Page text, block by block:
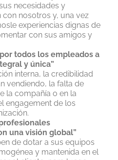
necesidades y
nosotros y, una vez
experiencias dignas de
con sus amigos y
todos los empleados a
y única”
interna, la credibilidad
vendiendo, la falta de
la compañía o en la
engagement de los
una visión global”
de dotar a sus equipos
y mantenida en el